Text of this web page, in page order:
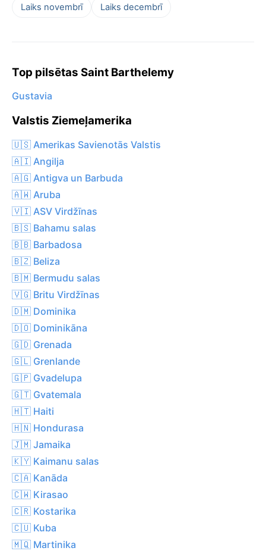
Laiks novembrī Laiks decembrī
Top pilsētas Saint Barthelemy
Gustavia
Valstis Ziemeļamerika
🇺🇸 Amerikas Savienotās Valstis
🇦🇮 Angilja
🇦🇬 Antigva un Barbuda
🇦🇼 Aruba
🇻🇮 ASV Virdžīnas
🇧🇸 Bahamu salas
🇧🇧 Barbadosa
🇧🇿 Beliza
🇧🇲 Bermudu salas
🇻🇬 Britu Virdžīnas
🇩🇲 Dominika
🇩🇴 Dominikāna
🇬🇩 Grenada
🇬🇱 Grenlande
🇬🇵 Gvadelupa
🇬🇹 Gvatemala
🇭🇹 Haiti
🇭🇳 Hondurasa
🇯🇲 Jamaika
🇰🇾 Kaimanu salas
🇨🇦 Kanāda
🇨🇼 Kirasao
🇨🇷 Kostarika
🇨🇺 Kuba
🇲🇶 Martinika